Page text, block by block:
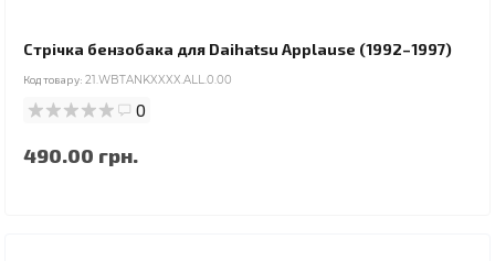
Стрічка бензобака для Daihatsu Applause (1992–1997)
Код товару: 21.WBTANKXXXX.ALL.0.00
0
490.00 грн.